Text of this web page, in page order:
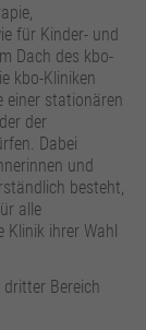
für Kinder- und
Dach des kbo-
kbo-Kliniken
einer stationären
der
Dabei
und
besteht,
alle
Klinik ihrer Wahl
Bereich